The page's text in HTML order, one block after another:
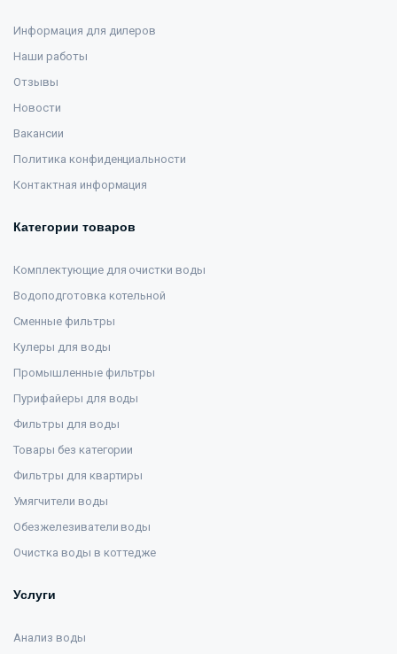
Информация для дилеров
Наши работы
Отзывы
Новости
Вакансии
Политика конфиденциальности
Контактная информация
Категории товаров
Комплектующие для очистки воды
Водоподготовка котельной
Сменные фильтры
Кулеры для воды
Промышленные фильтры
Пурифайеры для воды
Фильтры для воды
Товары без категории
Фильтры для квартиры
Умягчители воды
Обезжелезиватели воды
Очистка воды в коттедже
Услуги
Анализ воды